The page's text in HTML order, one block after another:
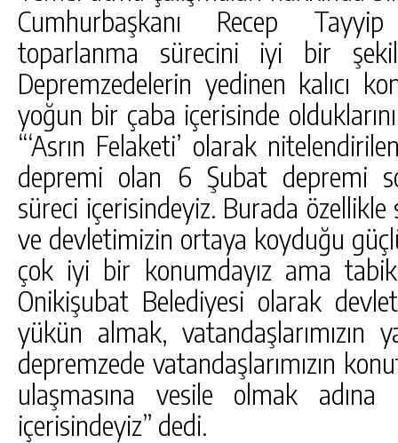
Cumhurbaşkanı Recep
toparlanma sürecini iyi bir
Depremzedelerin yedinen kalıcı
yoğun bir çaba içerisinde
“‘Asrın Felaketi’ olarak
depremi olan 6 Şubat depremi
süreci içerisindeyiz. Burada özellikle
ve devletimizin ortaya koyduğu
çok iyi bir konumdayız ama
Onikişubat Belediyesi olarak
yükün almak, vatandaşlarımızın
depremzede vatandaşlarımızın
ulaşmasına vesile olmak
içerisindeyiz” dedi.